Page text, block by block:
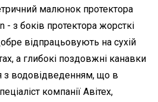
малюнок протектора
- з боків протектора жорсткі
відпрацьовують на сухій
а глибокі поздовжні канавки
з водовідведенням, що в
компанії Авітех,